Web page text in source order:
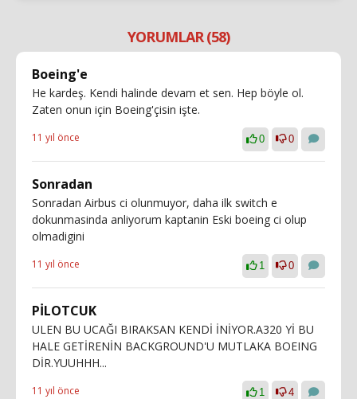
YORUMLAR (58)
Boeing'e
He kardeş. Kendi halinde devam et sen. Hep böyle ol.
Zaten onun için Boeing'çisin işte.
11 yıl önce 0 0
Sonradan
Sonradan Airbus ci olunmuyor, daha ilk switch e
dokunmasinda anliyorum kaptanin Eski boeing ci olup
olmadigini
11 yıl önce 1 0
PİLOTCUK
ULEN BU UCAĞI BIRAKSAN KENDİ İNİYOR.A320 Yİ BU
HALE GETİRENİN BACKGROUND'U MUTLAKA BOEING
DİR.YUUHHH...
11 yıl önce 1 4